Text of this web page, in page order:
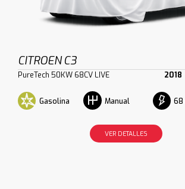
CITROEN C3
PureTech 50KW 68CV LIVE 2018
Gasolina Manual 68
VER DETALLES